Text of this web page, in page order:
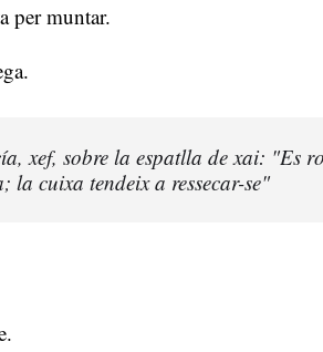
per muntar.
xef, sobre la espatlla de xai: "Es
la cuixa tendeix a ressecar-se"